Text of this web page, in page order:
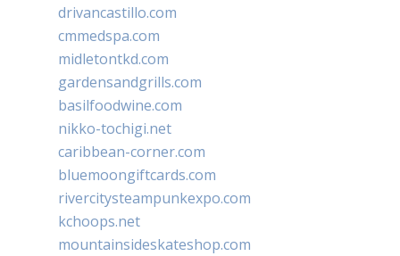
drivancastillo.com
cmmedspa.com
midletontkd.com
gardensandgrills.com
basilfoodwine.com
nikko-tochigi.net
caribbean-corner.com
bluemoongiftcards.com
rivercitysteampunkexpo.com
kchoops.net
mountainsideskateshop.com